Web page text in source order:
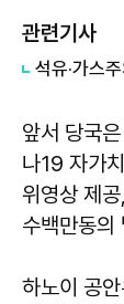
관련기사
석유·가스
앞서 당국
나19 자가
위영상 제
수백만동의
하노이 공